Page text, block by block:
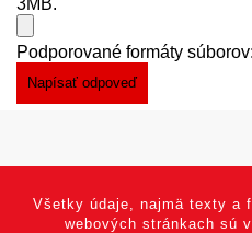
3MB.
Podporované formáty
Všetky údaje, najmä texty a
webových stránkach sú